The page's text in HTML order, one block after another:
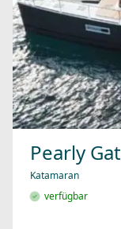
Pearly
Katamaran
verfügbar